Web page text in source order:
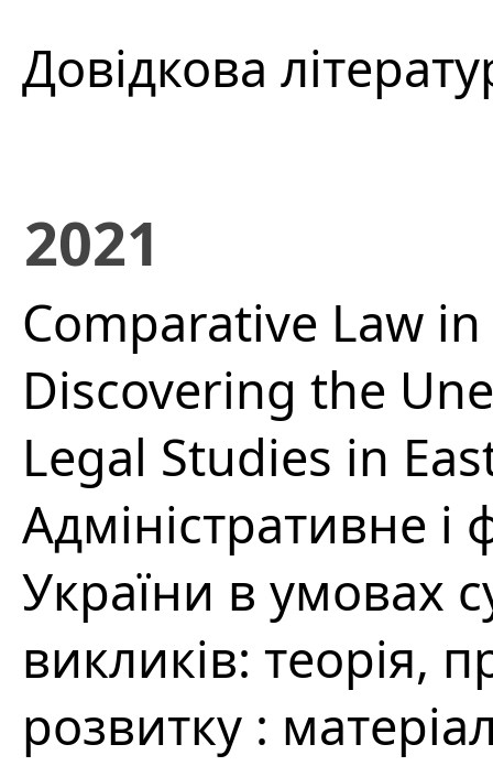
Довідкова
2021
Comparative Law
Discovering the
Legal Studies in
Адміністративне і
України в умовах
викликів: теорія,
розвитку :